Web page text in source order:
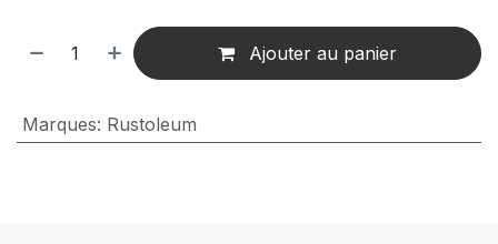
Ajouter au panier
Marques: Rustoleum